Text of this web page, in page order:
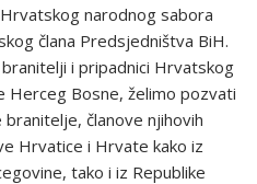
narodnog sabora
člana Predsjedništva BiH.
i pripadnici Hrvatskog
Herceg Bosne, želimo pozvati
članove njihovih
Hrvatice i Hrvate kako iz
tako i iz Republike